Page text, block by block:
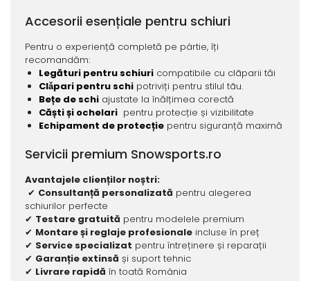
Accesorii esențiale pentru schiuri
Pentru o experiență completă pe pârtie, îți
recomandăm:
Legături pentru schiuricompatibile cu clãparii tăi
Clǎpari pentru schipotriviți pentru stilul tãu.
Bețe de schiajustate la înălțimea corectă
Căști și ochelari pentru protecție și vizibilitate
Echipament de protecțiepentru siguranță maximă
Servicii premium Snowsports.ro
Avantajele clienților noștri:
✔ Consultanță personalizată pentru alegerea
schiurilor perfecte
✔ Testare gratuită pentru modelele premium
✔ Montare și reglaje profesionaleincluse în preț
✔ Service specializat pentru întreținere și reparații
✔ Garanție extinsă și suport tehnic
✔ Livrare rapidă în toată România